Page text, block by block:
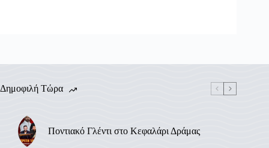
Δημοφιλή Τώρα
Ποντιακό Γλέντι στο Κεφαλάρι Δράμας